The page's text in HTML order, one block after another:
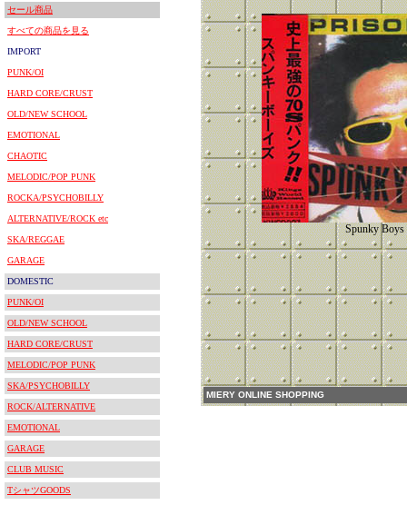
セール商品
すべての商品を見る
IMPORT
PUNK/OI
HARD CORE/CRUST
OLD/NEW SCHOOL
EMOTIONAL
CHAOTIC
MELODIC/POP PUNK
ROCKA/PSYCHOBILLY
ALTERNATIVE/ROCK etc
SKA/REGGAE
GARAGE
DOMESTIC
PUNK/OI
OLD/NEW SCHOOL
HARD CORE/CRUST
MELODIC/POP PUNK
SKA/PSYCHOBILLY
ROCK/ALTERNATIVE
EMOTIONAL
GARAGE
CLUB MUSIC
TシャツGOODS
Spunky Boys
MIERY ONLINE SHOPPING